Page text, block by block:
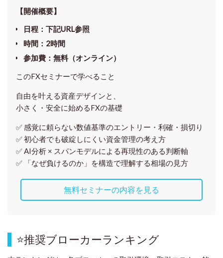
【開催概要】
日程：下記URL参照
時間： 2時間
参加費： 無料（オンライン）
このFXセミナーで学べること
自由を叶える資産デザインと、
小さく・安全に始めるFXの基礎
✅ 感覚に頼らない数値基準のエントリー・利確・損切り
✅ 初心者でも破綻しにくい資金管理の考え方
✅ AI分析 × スパンモデルによる再現性のある判断軸
✅ 「なぜ負けるのか」を構造で理解する相場の見方
無料セミナーの内容を見る
⭐推奨ブローカーランキング